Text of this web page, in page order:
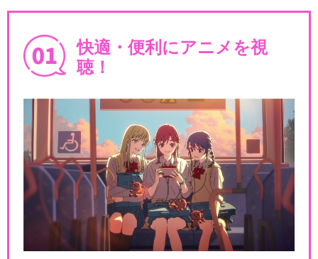
ミュージカル『刀剣乱舞』 ～
結びの響、始まりの…
ミュージカル『刀剣乱舞』 ～
阿津賀志山異聞20…
快適・便利にアニメを視
聴！